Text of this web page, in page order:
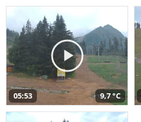
05:53 9,7 °C